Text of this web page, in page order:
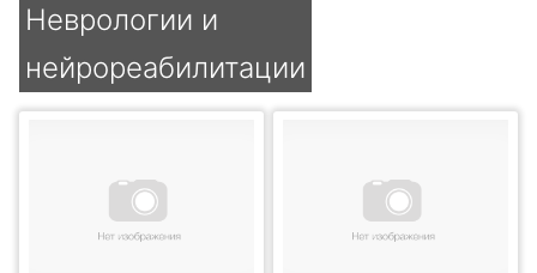
Неврологии и
нейрореабилитации